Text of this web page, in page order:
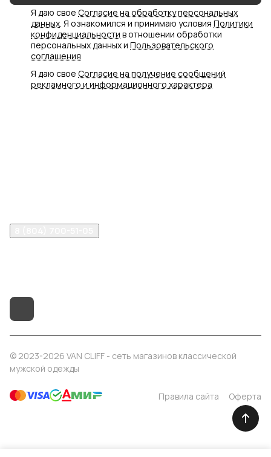
Я даю свое Согласие на обработку персональных
данных. Я ознакомился и принимаю условия Политики
конфиденциальности в отношении обработки
персональных данных и Пользовательского
соглашения
Я даю свое Согласие на получение сообщений
рекламного и информационного характера
© 2023-2026 VAN CLIFF - сеть магазинов классической
мужской одежды
Правила сайта Оферта